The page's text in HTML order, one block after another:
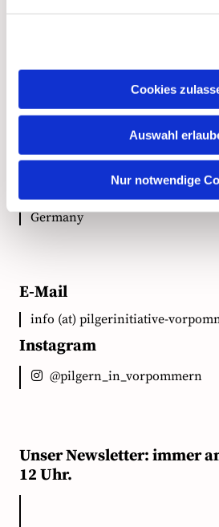
Cookies
Auswahl
Nur notwendige
Ökumenische Pilgerinitiative
18528 Bergen auf Rügen
Germany
E-Mail
info (at) pilgerinitiative-
Instagram
@pilgern_in_vorpommern
Unser Newsletter: immer
12 Uhr.